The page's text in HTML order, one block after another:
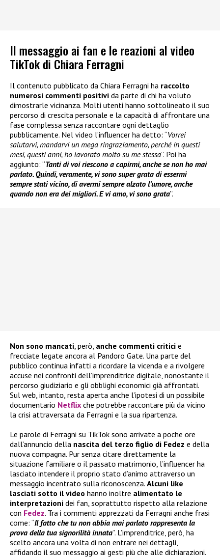
Il messaggio ai fan e le reazioni al video
TikTok di Chiara Ferragni
Il contenuto pubblicato da Chiara Ferragni ha raccolto
numerosi commenti positivi da parte di chi ha voluto
dimostrarle vicinanza. Molti utenti hanno sottolineato il suo
percorso di crescita personale e la capacità di affrontare una
fase complessa senza raccontare ogni dettaglio
pubblicamente. Nel video l’influencer ha detto: “Vorrei
salutarvi, mandarvi un mega ringraziamento, perché in questi
mesi, questi anni, ho lavorato molto su me stessa”. Poi ha
aggiunto: “Tanti di voi riescono a capirmi, anche se non ho mai
parlato. Quindi, veramente, vi sono super grata di essermi
sempre stati vicino, di avermi sempre alzato l’umore, anche
quando non era dei migliori. E vi amo, vi sono grata”.
Non sono mancati, però, anche commenti critici e
frecciate legate ancora al Pandoro Gate. Una parte del
pubblico continua infatti a ricordare la vicenda e a rivolgere
accuse nei confronti dell’imprenditrice digitale, nonostante il
percorso giudiziario e gli obblighi economici già affrontati.
Sul web, intanto, resta aperta anche l’ipotesi di un possibile
documentario Netflix che potrebbe raccontare più da vicino
la crisi attraversata da Ferragni e la sua ripartenza.
Le parole di Ferragni su TikTok sono arrivate a poche ore
dall’annuncio della nascita del terzo figlio di Fedez e della
nuova compagna. Pur senza citare direttamente la
situazione familiare o il passato matrimonio, l’influencer ha
lasciato intendere il proprio stato d’animo attraverso un
messaggio incentrato sulla riconoscenza. Alcuni like
lasciati sotto il video hanno inoltre alimentato le
interpretazioni dei fan, soprattutto rispetto alla relazione
con Fedez. Tra i commenti apprezzati da Ferragni anche frasi
come: “Il fatto che tu non abbia mai parlato rappresenta la
prova della tua signorilità innata”. L’imprenditrice, però, ha
scelto ancora una volta di non entrare nei dettagli,
affidando il suo messaggio ai gesti più che alle dichiarazioni.